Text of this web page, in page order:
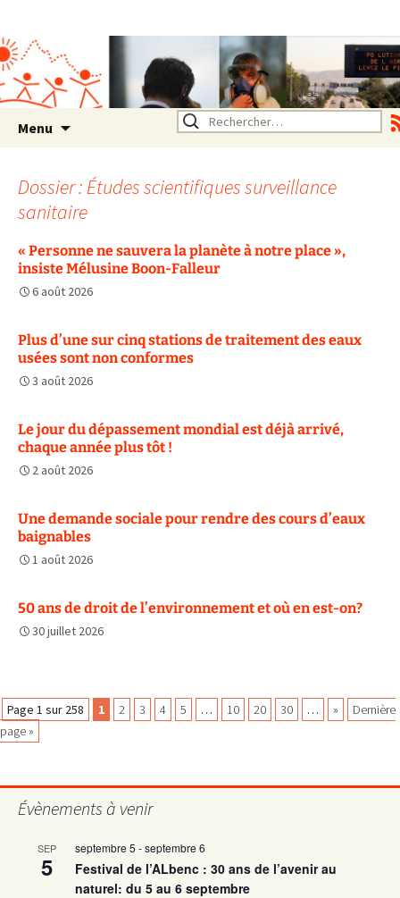
Rhône Alpes
Un environnement sain pour
la santé de tous
Menu Rechercher :
Dossier : Études scientifiques surveillance
sanitaire
« Personne ne sauvera la planète à notre place »,
insiste Mélusine Boon-Falleur
6 août 2026
Plus d’une sur cinq stations de traitement des eaux
usées sont non conformes
3 août 2026
Le jour du dépassement mondial est déjà arrivé,
chaque année plus tôt !
2 août 2026
Une demande sociale pour rendre des cours d’eaux
baignables
1 août 2026
50 ans de droit de l’environnement et où en est-on?
30 juillet 2026
Navigation
des
articles
Page 1 sur 258 1 2 3 4 5 … 10 20 30 … »
Dernière
page »
Évènements à venir
SEP
5
septembre 5 -septembre 6
Festival de l’ALbenc : 30 ans de l’avenir au
naturel: du 5 au 6 septembre